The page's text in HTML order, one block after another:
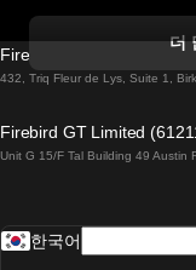
더
Firebird GT Limited (OC
432, Triq Fleur de Lys, Suite 1,
Firebird GT Limited
Unit G 15/F Tal Building 49 Austin
한국어